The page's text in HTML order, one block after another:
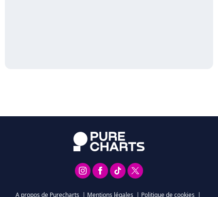
A propos de Purecharts | Mentions légales | Politique de cookies |